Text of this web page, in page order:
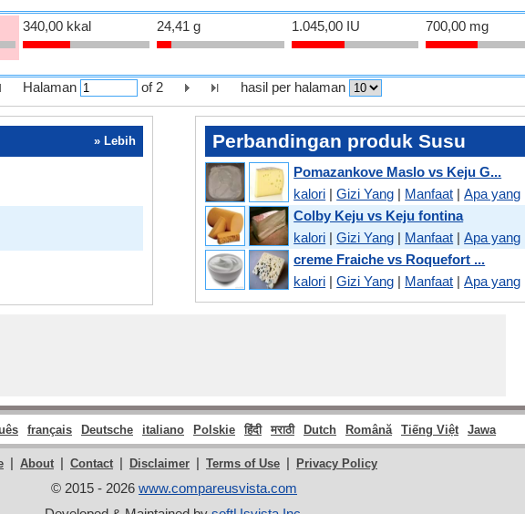
340,00 kkal 24,41 g 1.045,00 IU 700,00 mg
Halaman of 2 hasil per halaman
» Lebih Perbandingan produk Susu
Pomazankove Maslo vs Keju G...
kalori |Gizi Yang | Manfaat |Apa yang
Colby Keju vs Keju fontina
kalori |Gizi Yang | Manfaat |Apa yang
creme Fraiche vs Roquefort ...
kalori |Gizi Yang | Manfaat |Apa yang
français Deutsche italiano Polskie हिंदी मराठी Dutch Română Tiếng Việt Jawa
| About | Contact | Disclaimer | Terms of Use | Privacy Policy
© 2015 - 2026 www.compareusvista.com